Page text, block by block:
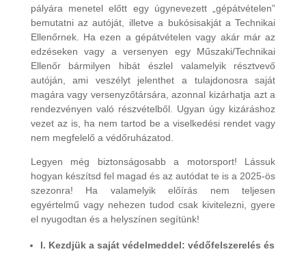
pályára menetel előtt egy úgynevezett „gépátvételen”
bemutatni az autóját, illetve a bukósisakját a Technikai
Ellenőrnek. Ha ezen a gépátvételen vagy akár már az
edzéseken vagy a versenyen egy Műszaki/Technikai
Ellenőr bármilyen hibát észlel valamelyik résztvevő
autóján, ami veszélyt jelenthet a tulajdonosra saját
magára vagy versenyzőtársára, azonnal kizárhatja azt a
rendezvényen való részvételből. Ugyan úgy kizáráshoz
vezet az is, ha nem tartod be a viselkedési rendet vagy
nem megfelelő a védőruházatod.
Legyen még biztonságosabb a motorsport! Lássuk
hogyan készítsd fel magad és az autódat te is a 2025-ös
szezonra! Ha valamelyik előírás nem teljesen
egyértelmű vagy nehezen tudod csak kivitelezni, gyere
el nyugodtan és a helyszínen segítünk!
I. Kezdjük a saját védelmeddel: védőfelszerelés és